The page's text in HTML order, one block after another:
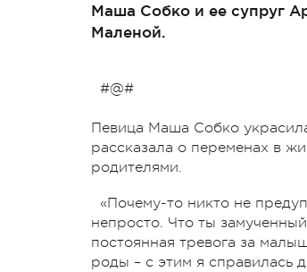
Маша Собко и ее супруг
Маленой.
#@#
Певица Маша Собко
рассказала о переменах в
родителями.
«Почему-то никто не
непросто. Что ты
постоянная тревога за
роды – с этим я справилась